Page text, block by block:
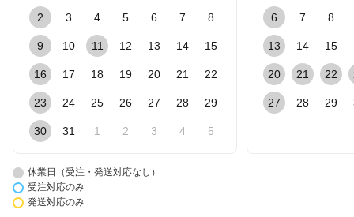
2 3 4 5 6 7 8
9 10 11 12 13 14 15
16 17 18 19 20 21 22
23 24 25 26 27 28 29
30 31 1 2 3 4 5
6 7 8
13 14 15
20 21 22
27 28 29
休業日（受注・発送対応なし）
受注対応のみ
発送対応のみ